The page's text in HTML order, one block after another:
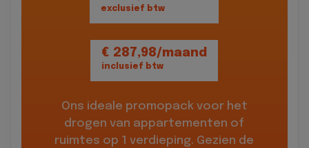
exclusief btw
€ 287,98/maand
inclusief btw
Ons ideale promopack voor het
drogen van appartementen of
ruimtes op 1 verdieping. Gezien de